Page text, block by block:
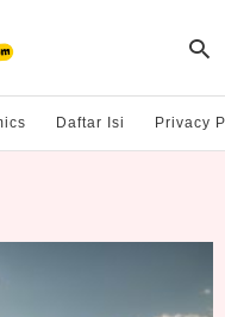
Daftar Isi Privacy